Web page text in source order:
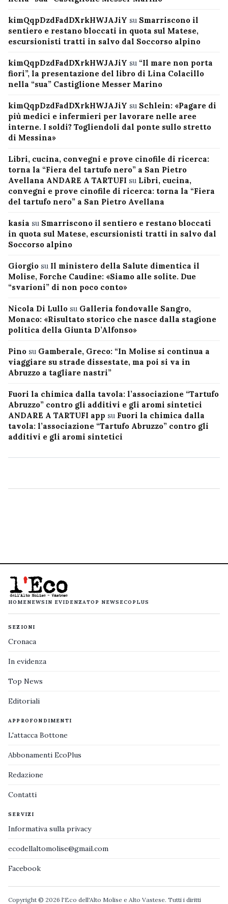
kimQqpDzdFadDXrkHWJAJiY su Smarriscono il
sentiero e restano bloccati in quota sul Matese,
escursionisti tratti in salvo dal Soccorso alpino
kimQqpDzdFadDXrkHWJAJiY su “Il mare non porta
fiori”, la presentazione del libro di Lina Colacillo
nella “sua” Castiglione Messer Marino
kimQqpDzdFadDXrkHWJAJiY su Schlein: «Pagare di
più medici e infermieri per lavorare nelle aree
interne. I soldi? Togliendoli dal ponte sullo stretto
di Messina»
Libri, cucina, convegni e prove cinofile di ricerca:
torna la “Fiera del tartufo nero” a San Pietro
Avellana ANDARE A TARTUFI su Libri, cucina,
convegni e prove cinofile di ricerca: torna la “Fiera
del tartufo nero” a San Pietro Avellana
kasia su Smarriscono il sentiero e restano bloccati
in quota sul Matese, escursionisti tratti in salvo dal
Soccorso alpino
Giorgio su Il ministero della Salute dimentica il
Molise, Forche Caudine: «Siamo alle solite. Due
“svarioni” di non poco conto»
Nicola Di Lullo su Galleria fondovalle Sangro,
Monaco: «Risultato storico che nasce dalla stagione
politica della Giunta D’Alfonso»
Pino su Gamberale, Greco: “In Molise si continua a
viaggiare su strade dissestate, ma poi si va in
Abruzzo a tagliare nastri”
Fuori la chimica dalla tavola: l’associazione “Tartufo
Abruzzo” contro gli additivi e gli aromi sintetici
ANDARE A TARTUFI app su Fuori la chimica dalla
tavola: l’associazione “Tartufo Abruzzo” contro gli
additivi e gli aromi sintetici
HOMENEWS IN EVIDENZATOP NEWS ECOPLUS
SEZIONI
Cronaca
In evidenza
Top News
Editoriali
APPROFONDIMENTI
L'attacca Bottone
Abbonamenti EcoPlus
Redazione
Contatti
SERVIZI
Informativa sulla privacy
ecodellaltomolise@gmail.com
Facebook
Copyright © 2026 l'Eco dell'Alto Molise e Alto Vastese. Tutti i diritti